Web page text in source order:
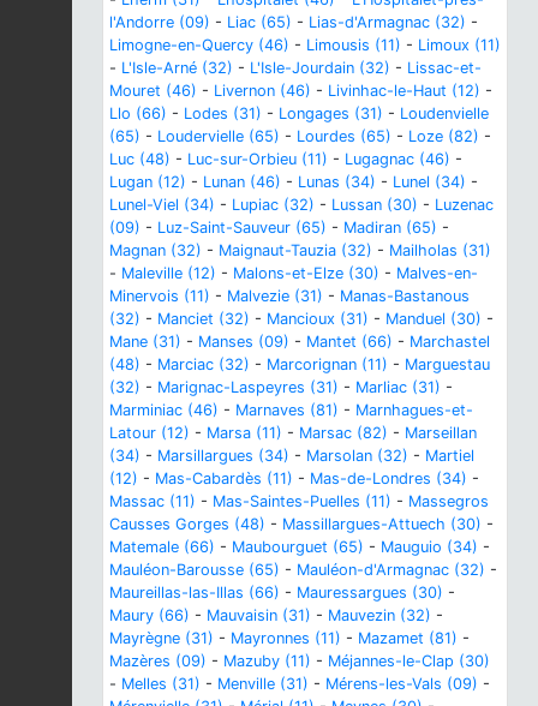
l'Andorre (09) - Liac (65) - Lias-d'Armagnac (32) -
Limogne-en-Quercy (46) - Limousis (11) - Limoux (11)
- L'Isle-Arné (32) - L'Isle-Jourdain (32) - Lissac-et-
Mouret (46) - Livernon (46) - Livinhac-le-Haut (12) -
Llo (66) - Lodes (31) - Longages (31) - Loudenvielle
(65) - Loudervielle (65) - Lourdes (65) - Loze (82) -
Luc (48) - Luc-sur-Orbieu (11) - Lugagnac (46) -
Lugan (12) - Lunan (46) - Lunas (34) - Lunel (34) -
Lunel-Viel (34) - Lupiac (32) - Lussan (30) - Luzenac
(09) - Luz-Saint-Sauveur (65) - Madiran (65) -
Magnan (32) - Maignaut-Tauzia (32) - Mailholas (31)
- Maleville (12) - Malons-et-Elze (30) - Malves-en-
Minervois (11) - Malvezie (31) - Manas-Bastanous
(32) - Manciet (32) - Mancioux (31) - Manduel (30) -
Mane (31) - Manses (09) - Mantet (66) - Marchastel
(48) - Marciac (32) - Marcorignan (11) - Marguestau
(32) - Marignac-Laspeyres (31) - Marliac (31) -
Marminiac (46) - Marnaves (81) - Marnhagues-et-
Latour (12) - Marsa (11) - Marsac (82) - Marseillan
(34) - Marsillargues (34) - Marsolan (32) - Martiel
(12) - Mas-Cabardès (11) - Mas-de-Londres (34) -
Massac (11) - Mas-Saintes-Puelles (11) - Massegros
Causses Gorges (48) - Massillargues-Attuech (30) -
Matemale (66) - Maubourguet (65) - Mauguio (34) -
Mauléon-Barousse (65) - Mauléon-d'Armagnac (32) -
Maureillas-las-Illas (66) - Mauressargues (30) -
Maury (66) - Mauvaisin (31) - Mauvezin (32) -
Mayrègne (31) - Mayronnes (11) - Mazamet (81) -
Mazères (09) - Mazuby (11) - Méjannes-le-Clap (30)
- Melles (31) - Menville (31) - Mérens-les-Vals (09) -